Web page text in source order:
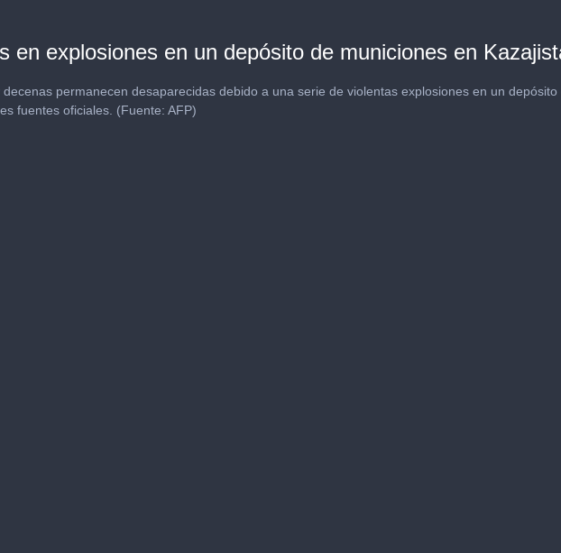
en explosiones en un depósito de municiones en
permanecen desaparecidas debido a una serie de violentas explosiones en un
fuentes oficiales. (Fuente: AFP)